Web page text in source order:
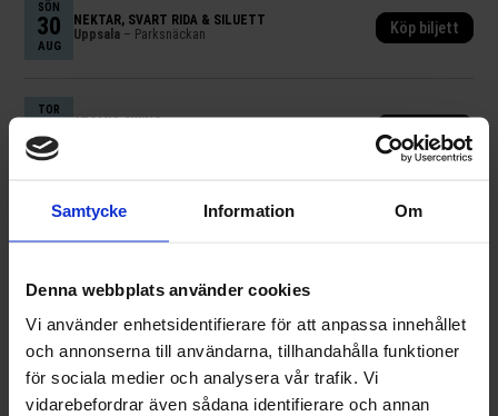
Samtycke Information Om
Denna webbplats använder cookies
Vi använder enhetsidentifierare för att anpassa innehållet
och annonserna till användarna, tillhandahålla funktioner
för sociala medier och analysera vår trafik. Vi
vidarebefordrar även sådana identifierare och annan
SÖN
30
AUG
NEKTAR, SVART RIDÅ & SILUETT
Uppsala – Parksnäckan Köp biljett
TOR
3
SEP
ATOMIC SWING
Köp biljett
TOR
JOHN LINDBERG TRIO
Helsingfors– On The Rocks
3
SEP
POPSICLE
– Folkets Hus Östersund Köp biljett